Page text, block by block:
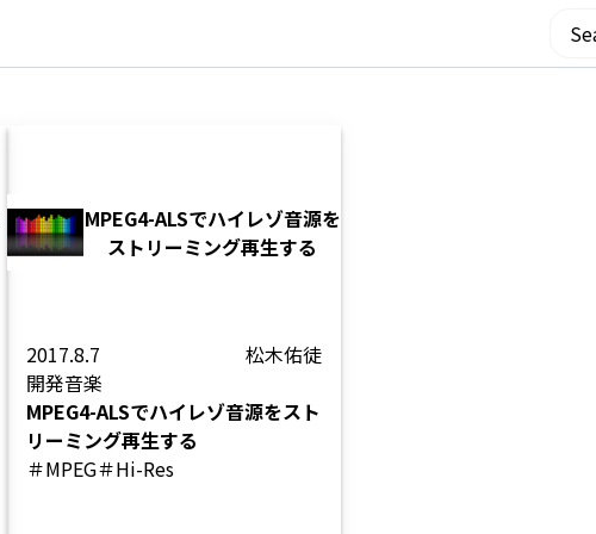
MPEG4-ALSでハイレゾ音源を
ストリーミング再生する
2017.8.7
松木佑徒
開発音楽
MPEG4-ALSでハイレゾ音源をスト
リーミング再生する
＃MPEG＃Hi-Res